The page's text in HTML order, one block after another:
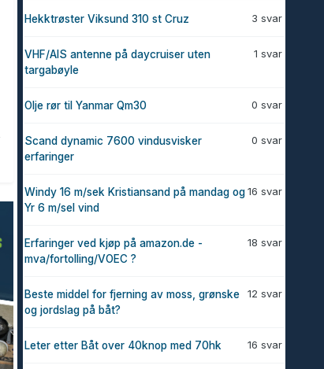
3 svar
Hekktrøster Viksund 310 st Cruz
1 svar
VHF/AIS antenne på daycruiser uten
targabøyle
0 svar
Olje rør til Yanmar Qm30
0 svar
Scand dynamic 7600 vindusvisker
erfaringer
16 svar
Windy 16 m/sek Kristiansand på mandag og
Yr 6 m/sel vind
18 svar
Erfaringer ved kjøp på amazon.de -
mva/fortolling/VOEC ?
12 svar
Beste middel for fjerning av moss, grønske
og jordslag på båt?
16 svar
Leter etter Båt over 40knop med 70hk